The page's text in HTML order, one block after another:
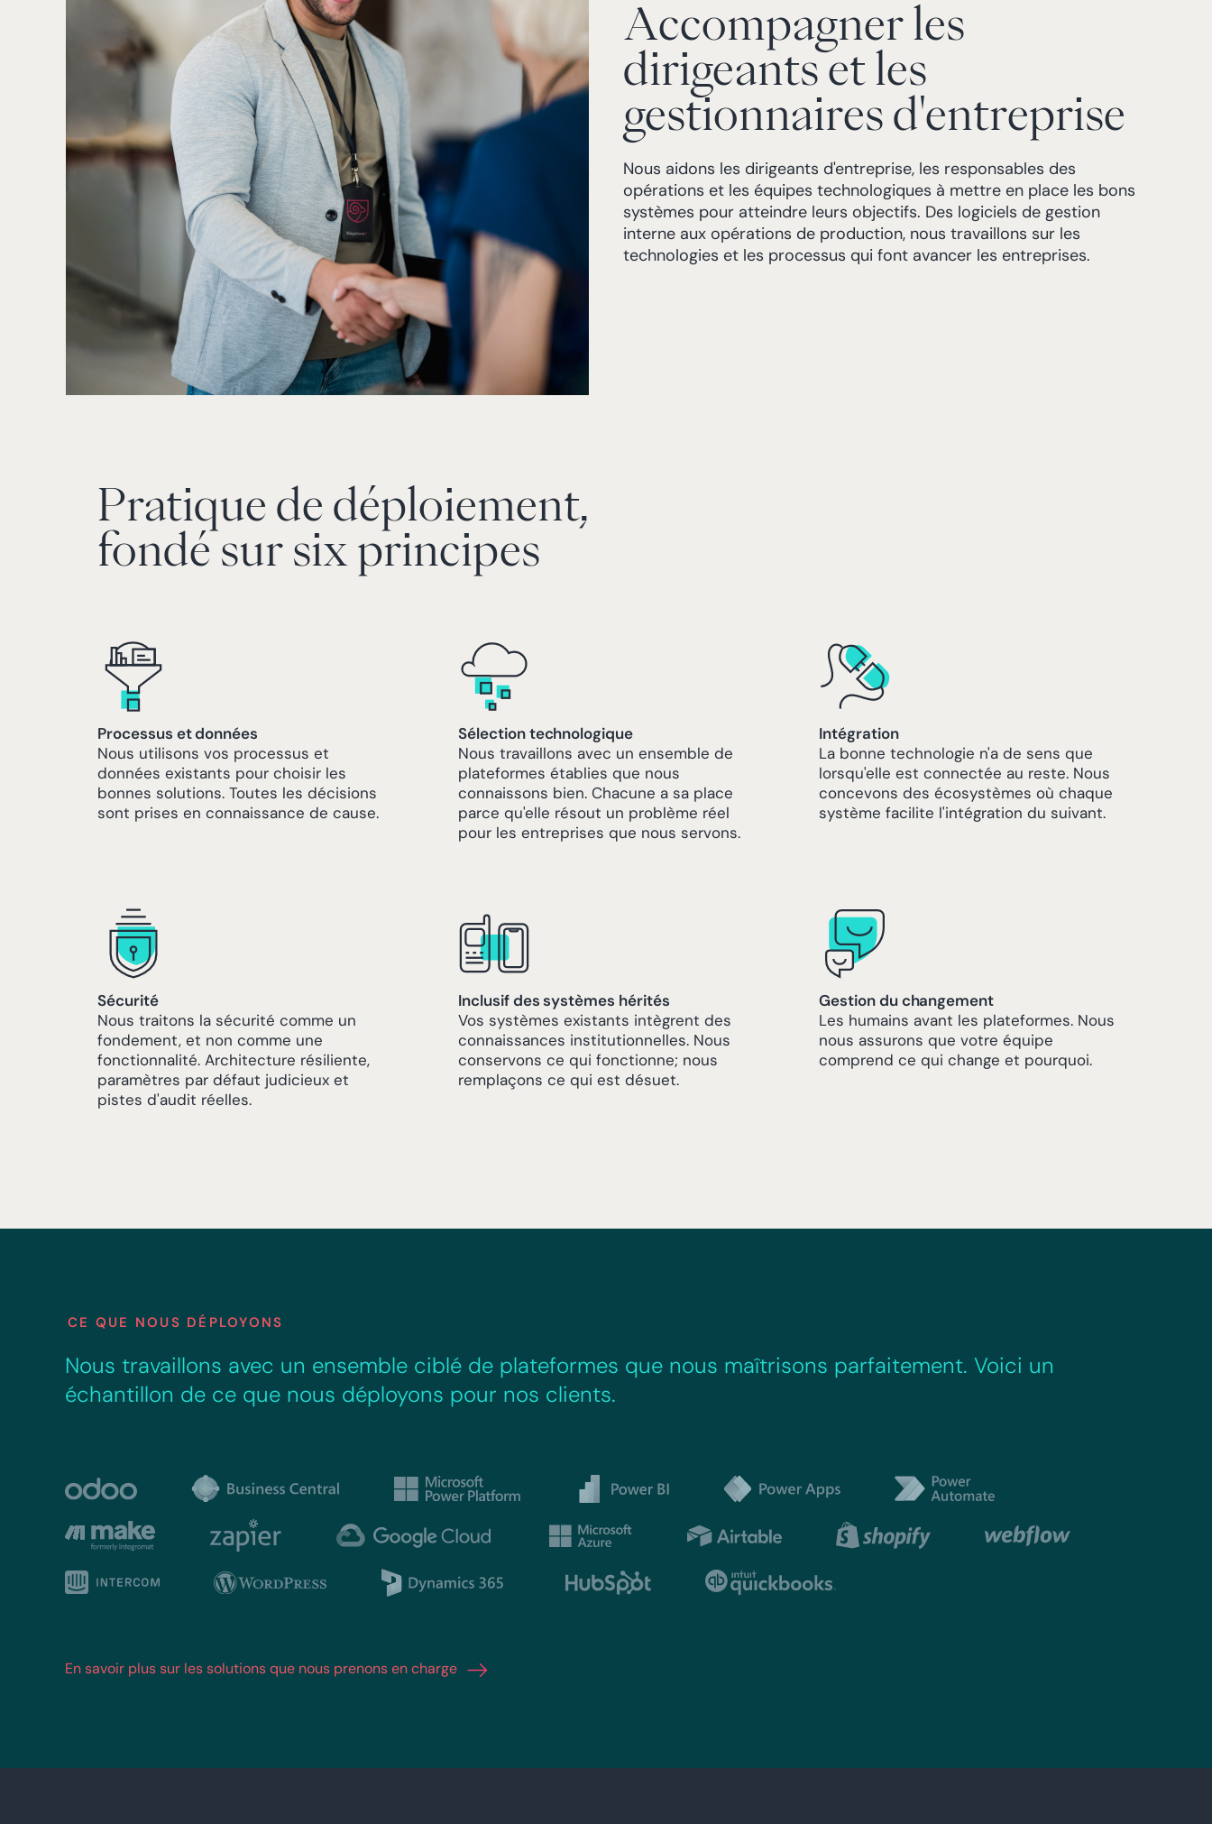
Accompagner les
dirigeants et les
gestionnaires d'entreprise
Nous aidons les dirigeants d'entreprise, les responsables des
opérations et les équipes technologiques à mettre en place les bons
systèmes pour atteindre leurs objectifs. Des logiciels de gestion
interne aux opérations de production, nous travaillons sur les
technologies et les processus qui font avancer les entreprises.
Pratique de déploiement,
fondé sur six principes
Processus et données
Nous utilisons vos processus et
données existants pour choisir les
bonnes solutions. Toutes les décisions
sont prises en connaissance de cause.
Sélection technologique
Nous travaillons avec un ensemble de
plateformes établies que nous
connaissons bien. Chacune a sa place
parce qu'elle résout un problème réel
pour les entreprises que nous servons.
Intégration
La bonne technologie n'a de sens que
lorsqu'elle est connectée au reste. Nous
concevons des écosystèmes où chaque
système facilite l'intégration du suivant.
Sécurité
Nous traitons la sécurité comme un
fondement, et non comme une
fonctionnalité. Architecture résiliente,
paramètres par défaut judicieux et
pistes d'audit réelles.
Inclusif des systèmes hérités
Vos systèmes existants intègrent des
connaissances institutionnelles. Nous
conservons ce qui fonctionne; nous
remplaçons ce qui est désuet.
Gestion du changement
Les humains avant les plateformes. Nous
nous assurons que votre équipe
comprend ce qui change et pourquoi.
CE QUE NOUS DÉPLOYONS
Nous travaillons avec un ensemble ciblé de plateformes que nous maîtrisons parfaitement. Voici un
échantillon de ce que nous déployons pour nos clients.
En savoir plus sur les solutions que nous prenons en charge